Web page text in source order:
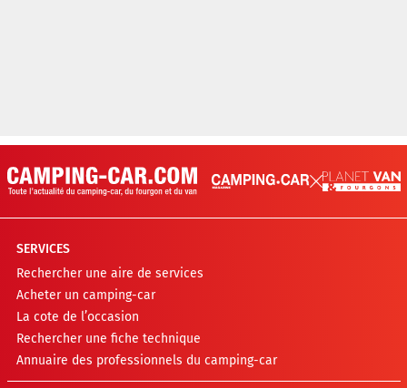
SERVICES
Rechercher une aire de services
Acheter un camping-car
La cote de l’occasion
Rechercher une fiche technique
Annuaire des professionnels du camping-car